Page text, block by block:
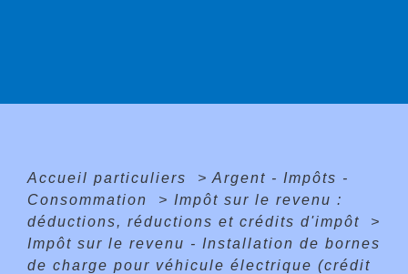
Accueil particuliers > Argent - Impôts -
Consommation
> Impôt sur le revenu :
déductions, réductions et crédits d'impôt
>
Impôt sur le revenu - Installation de bornes
de charge pour véhicule électrique (crédit